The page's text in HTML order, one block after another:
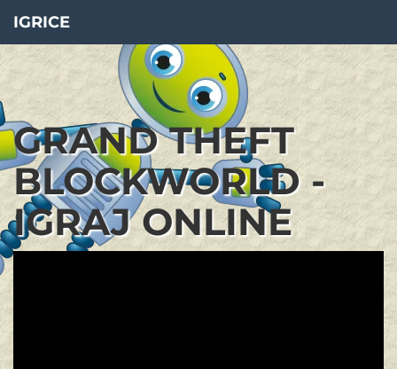
IGRICE
GRAND THEFT
BLOCKWORLD -
IGRAJ ONLINE